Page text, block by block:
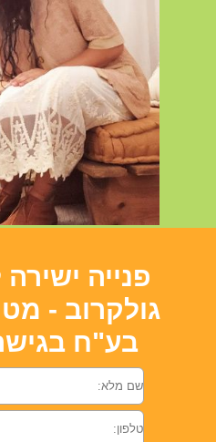
פנייה ישירה
גולקרוב -
בע"ח